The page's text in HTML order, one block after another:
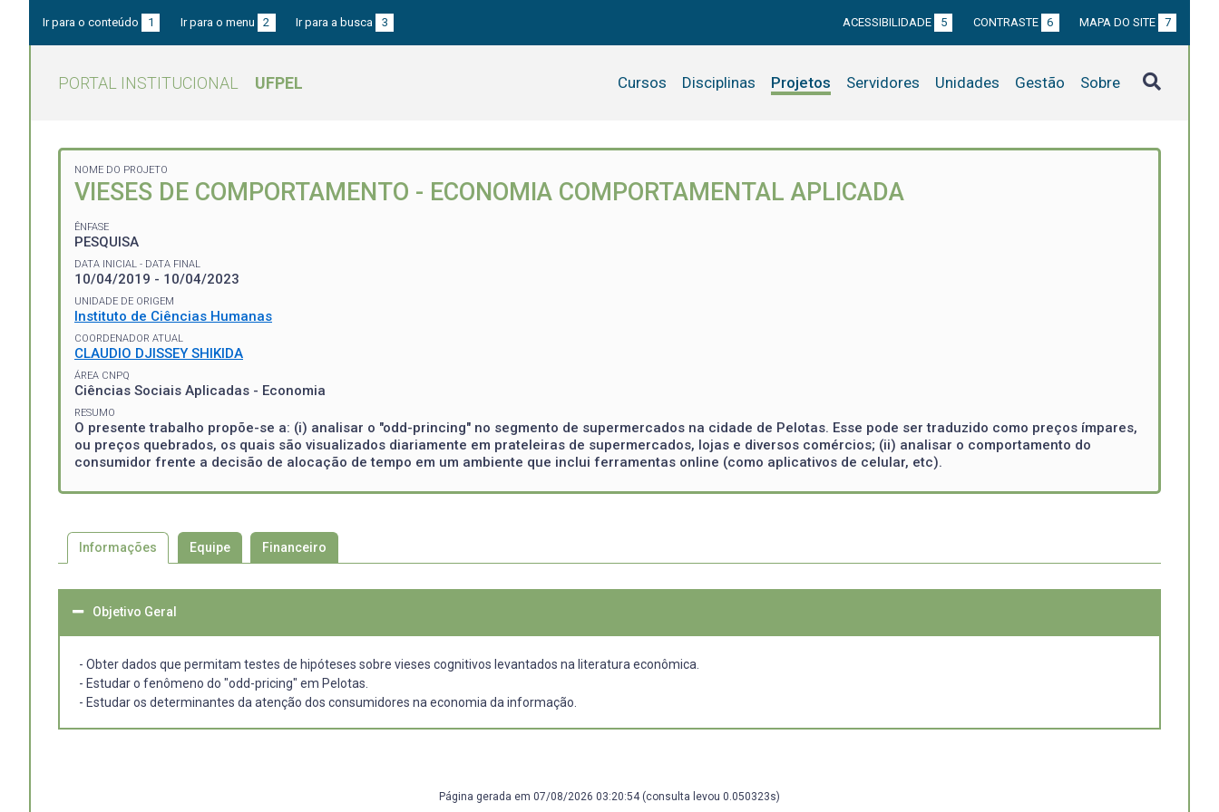
Ir para o conteúdo 1 Ir para o menu 2 Ir para a busca 3 ACESSIBILIDADE 5 CONTRASTE 6 MAPA DO SITE 7
PORTAL INSTITUCIONAL UFPEL Cursos Disciplinas Projetos Servidores Unidades Gestão Sobre
NOME DO PROJETO
VIESES DE COMPORTAMENTO - ECONOMIA COMPORTAMENTAL APLICADA
ÊNFASE
PESQUISA
DATA INICIAL - DATA FINAL
10/04/2019 - 10/04/2023
UNIDADE DE ORIGEM
Instituto de Ciências Humanas
COORDENADOR ATUAL
CLAUDIO DJISSEY SHIKIDA
ÁREA CNPQ
Ciências Sociais Aplicadas - Economia
RESUMO
O presente trabalho propõe-se a: (i) analisar o "odd-princing" no segmento de supermercados na cidade de Pelotas. Esse pode ser traduzido como preços ímpares,
ou preços quebrados, os quais são visualizados diariamente em prateleiras de supermercados, lojas e diversos comércios; (ii) analisar o comportamento do
consumidor frente a decisão de alocação de tempo em um ambiente que inclui ferramentas online (como aplicativos de celular, etc).
Informações Equipe Financeiro
Objetivo Geral
- Obter dados que permitam testes de hipóteses sobre vieses cognitivos levantados na literatura econômica.
- Estudar o fenômeno do "odd-pricing" em Pelotas.
- Estudar os determinantes da atenção dos consumidores na economia da informação.
Página gerada em 07/08/2026 03:20:54 (consulta levou 0.050323s)